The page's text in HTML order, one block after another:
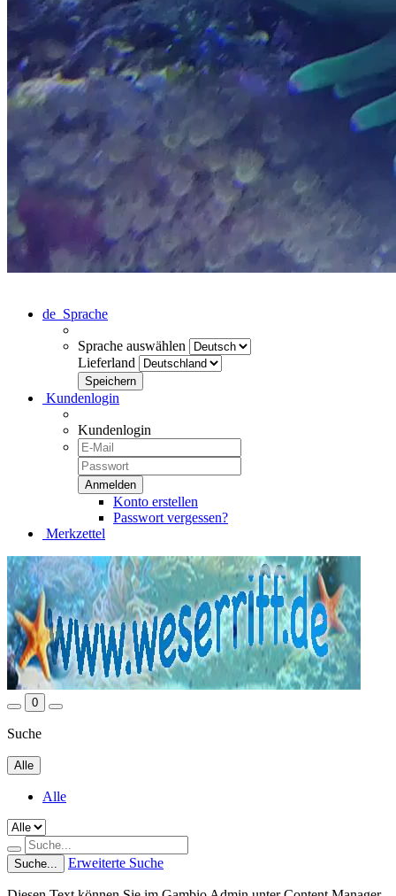
de Sprache
Sprache auswählen
Lieferland
Kundenlogin
Kundenlogin
Konto erstellen
Passwort vergessen?
Merkzettel
0
Suche
Alle
Alle
Suche... Erweiterte Suche